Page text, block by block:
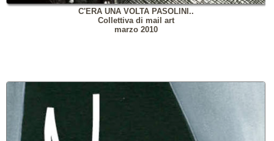
C'ERA UNA VOLTA PASOLINI..
Collettiva di mail art
marzo 2010